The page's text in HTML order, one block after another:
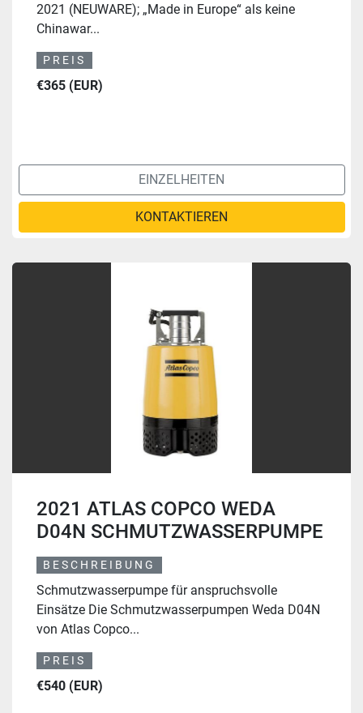
2021 (NEUWARE); „Made in Europe“ als keine
Chinawar...
PREIS
€365 (EUR)
EINZELHEITEN
KONTAKTIEREN
2021 ATLAS COPCO WEDA
D04N SCHMUTZWASSERPUMPE
BESCHREIBUNG
Schmutzwasserpumpe für anspruchsvolle
Einsätze Die Schmutzwasserpumpen Weda D04N
von Atlas Copco...
PREIS
€540 (EUR)